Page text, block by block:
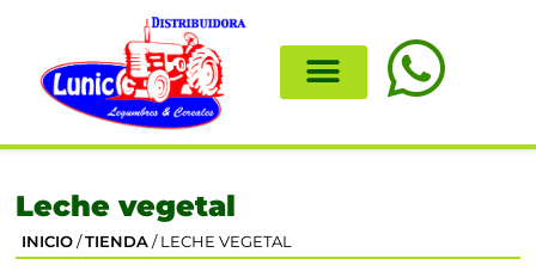
Leche vegetal
INICIO /TIENDA / LECHE VEGETAL